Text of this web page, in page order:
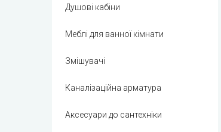
Душові кабіни
Меблі для ванної кімнати
Змішувачі
Каналізаційна арматура
Аксесуари до сантехніки